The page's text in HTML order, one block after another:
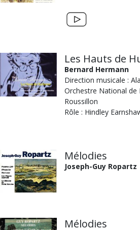
Les Hauts de
Bernard Hermann
Direction musicale :
Orchestre National
Roussillon
Rôle : Hindley
Mélodies
Joseph-Guy Ropartz
Mélodies